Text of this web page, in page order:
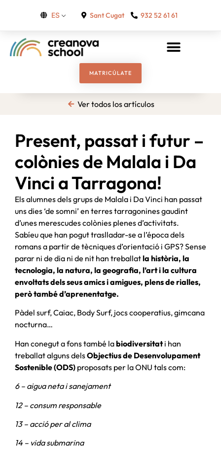
ES Sant Cugat 932 52 61 61
MATRICÚLATE
Ver todos los artículos
Present, passat i futur –
colònies de Malala i Da
Vinci a Tarragona!
Els alumnes dels grups de Malala i Da Vinci han passat
uns dies ‘de somni’ en terres tarragonines gaudint
d’unes merescudes colònies plenes d’activitats.
Sabíeu que han pogut traslladar-se a l’época dels
romans a partir de tècniques d’orientació i GPS? Sense
parar ni de dia ni de nit han treballatla història, la
tecnologia, la natura, la geografia, l’art i la cultura
envoltats dels seus amics i amigues, plens de rialles,
però també d’aprenentatge.
Pàdel surf, Caiac, Body Surf, jocs cooperatius, gimcana
nocturna…
Han conegut a fons també labiodiversitati han
treballat alguns delsObjectius de Desenvolupament
Sostenible (ODS) proposats per la ONU tals com:
6 – aigua neta i sanejament
12 – consum responsable
13 – acció per al clima
14 – vida submarina